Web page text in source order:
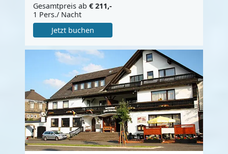
Gesamtpreis ab € 211,-
1 Pers./ Nacht
Jetzt buchen